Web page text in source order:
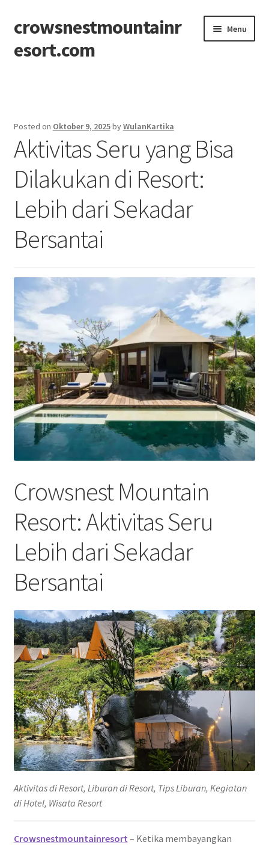
Skip
to
navigation
Skip
to
content
crowsnestmountainr
esort.com
Menu
Contact
Disclaimer
Privacy Policy
Sitemap
Posted on Oktober 9, 2025byWulanKartika
Aktivitas Seru yang Bisa
Dilakukan di Resort:
Lebih dari Sekadar
Bersantai
Crowsnest Mountain
Resort: Aktivitas Seru
Lebih dari Sekadar
Bersantai
Aktivitas di Resort, Liburan di Resort, Tips Liburan, Kegiatan
di Hotel, Wisata Resort
Crowsnestmountainresort – Ketika membayangkan